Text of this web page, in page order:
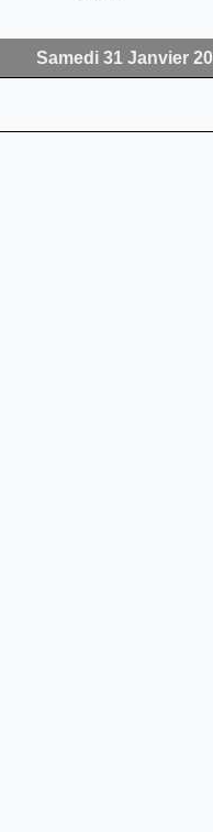
Samedi 31 Janvier